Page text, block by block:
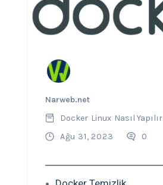
Narweb.net
Docker Linux Nasıl Yapılır
Ağu 31, 2023
0